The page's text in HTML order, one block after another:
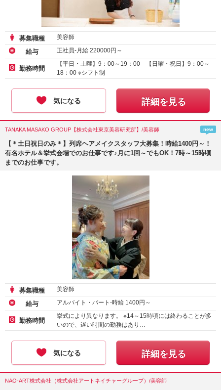
募集職種 美容師
給与 正社員-月給 220000円～
勤務時間
【平日・土曜】9：00～19：00 【日曜・祝日】9：00～
18：00 ※シフト制
気になる 詳細を見る
TANAKA MASAKO GROUP【株式会社東京美容研究所】/美容師 new
【＊土日祝日のみ＊】列席ヘアメイクスタッフ大募集！時給1400円～！
有名ホテル＆挙式会場でのお仕事です♪月に1回～でもOK！7時～15時頃
までのお仕事です。
募集職種 美容師
給与 アルバイト・パート-時給 1400円～
勤務時間
挙式により異なります。 ※14～15時頃には終わることが多
いので、遅い時間の勤務はあり…
気になる 詳細を見る
NAO-ART株式会社（株式会社アートネイチャーグループ）/美容師